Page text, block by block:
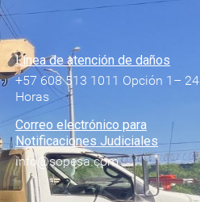
Línea de atención de daños
+57 608 513 1011 Opción 1– 24
Horas
Correo electrónico para
Notificaciones Judiciales
info@sopesa.com